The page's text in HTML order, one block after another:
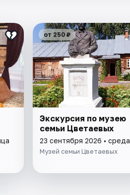
от 250 ₽
Экскурсия по музею
семьи Цветаевых
23 сентября 2026 • среда
Музей семьи Цветаевых